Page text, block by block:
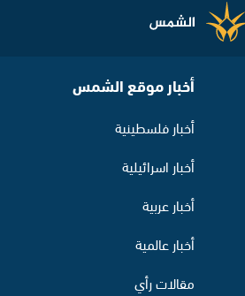
أخبار موقع الشمس
أخبار فلسطينية
أخبار اسرائيلية
أخبار عربية
أخبار عالمية
مقالات رأي